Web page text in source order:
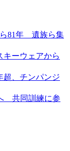
ら81年 遺族ら集
キーウェアから
超、チンパンジ
共同訓練に参